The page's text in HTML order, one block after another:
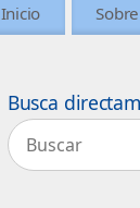
Inicio
Busca